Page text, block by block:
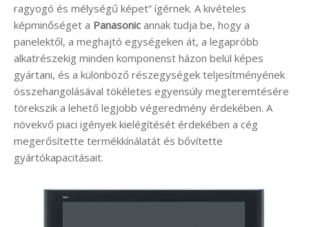
ragyogó és mélységű képet” ígérnek. A kivételes
képminőséget a Panasonic annak tudja be, hogy a
panelektől, a meghajtó egységeken át, a legapróbb
alkatrészekig minden komponenst házon belül képes
gyártani, és a különböző részegységek teljesítményének
összehangolásával tökéletes egyensúly megteremtésére
törekszik a lehető legjobb végeredmény érdekében. A
növekvő piaci igények kielégítését érdekében a cég
megerősítette termékkínálatát és bővítette
gyártókapacitásait.